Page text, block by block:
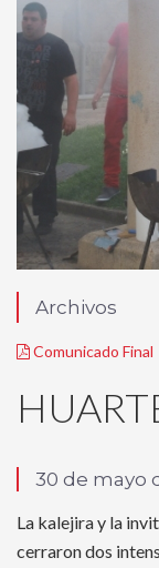
Archivos
Comunicado Final
30 de mayo
La kalejira y la
cerraron dos